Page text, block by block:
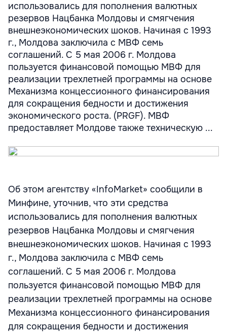
использовались для пополнения валютных
резервов Нацбанка Молдовы и смягчения
внешнеэкономических шоков. Начиная с 1993
г., Молдова заключила с МВФ семь
соглашений. С 5 мая 2006 г. Молдова
пользуется финансовой помощью МВФ для
реализации трехлетней программы на основе
Механизма концессионного финансирования
для сокращения бедности и достижения
экономического роста. (PRGF). МВФ
предоставляет Молдове также техническую ...
Об этом агентству «InfoMarket» сообщили в
Минфине, уточнив, что эти средства
использовались для пополнения валютных
резервов Нацбанка Молдовы и смягчения
внешнеэкономических шоков. Начиная с 1993
г., Молдова заключила с МВФ семь
соглашений. С 5 мая 2006 г. Молдова
пользуется финансовой помощью МВФ для
реализации трехлетней программы на основе
Механизма концессионного финансирования
для сокращения бедности и достижения